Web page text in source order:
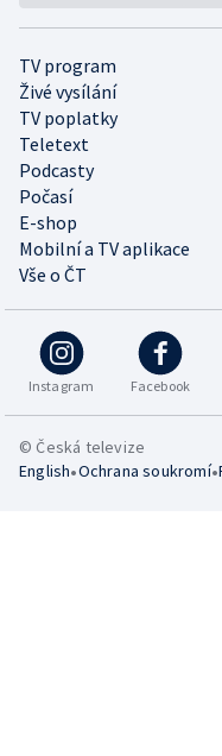
TV program
Živé vysílání
TV poplatky
Teletext
Podcasty
Počasí
E-shop
Mobilní a TV aplikace
Vše o ČT
Instagram Facebook
© Česká televize
English•Ochrana soukromí•